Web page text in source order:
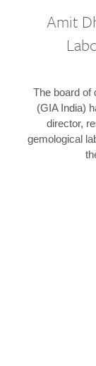
Amit
The board of
(GIA India)
director,
gemological